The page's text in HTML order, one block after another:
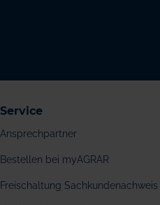
Service
Ansprechpartner
Bestellen bei myAGRAR
Freischaltung Sachkundenachweis